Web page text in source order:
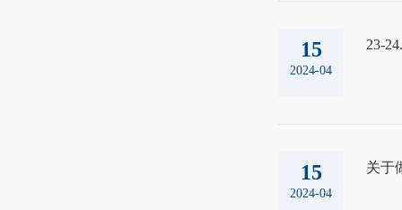
15
2024-04
23-
15
2024-04
关于